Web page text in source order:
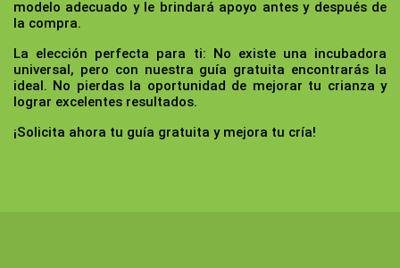
modelo adecuado y le brindará apoyo antes y después de
la compra.
La elección perfecta para ti: No existe una incubadora
universal, pero con nuestra guía gratuita encontrarás la
ideal. No pierdas la oportunidad de mejorar tu crianza y
lograr excelentes resultados.
¡Solicita ahora tu guía gratuita y mejora tu cría!